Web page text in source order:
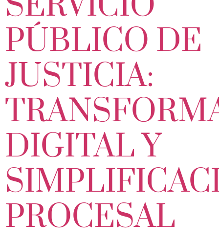
PÚBLICO DE
JUSTICIA:
DIGITAL Y
PROCESAL